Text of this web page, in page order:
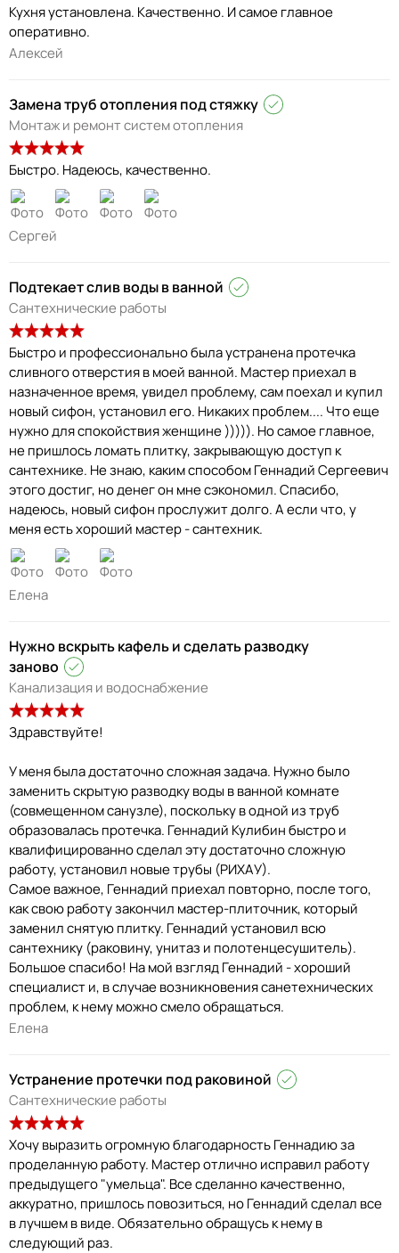
Кухня установлена. Качественно. И самое главное
Алексей
Замена труб отопления под стяжку
Монтаж и ремонт систем отопления
Быстро. Надеюсь, качественно.
Сергей
Подтекает слив воды в ванной
Сантехнические работы
Быстро и профессионально была устранена протечка
сливного отверстия в моей ванной. Мастер приехал в
назначенное время, увидел проблему, сам поехал и купил
новый сифон, установил его. Никаких проблем.... Что еще
нужно для спокойствия женщине ))))). Но самое главное,
не пришлось ломать плитку, закрывающую доступ к
сантехнике. Не знаю, каким способом Геннадий Сергеевич
этого достиг, но денег он мне сэкономил. Спасибо,
надеюсь, новый сифон прослужит долго. А если что, у
меня есть хороший мастер - сантехник.
Елена
Нужно вскрыть кафель и сделать разводку
заново
Канализация и водоснабжение
Здравствуйте!
У меня была достаточно сложная задача. Нужно было
заменить скрытую разводку воды в ванной комнате
(совмещенном санузле), поскольку в одной из труб
образовалась протечка. Геннадий Кулибин быстро и
квалифицированно сделал эту достаточно сложную
работу, установил новые трубы (РИХАУ).
Самое важное, Геннадий приехал повторно, после того,
как свою работу закончил мастер-плиточник, который
заменил снятую плитку. Геннадий установил всю
сантехнику (раковину, унитаз и полотенцесушитель).
Большое спасибо! На мой взгляд Геннадий - хороший
специалист и, в случае возникновения санетехнических
проблем, к нему можно смело обращаться.
Елена
Устранение протечки под раковиной
Сантехнические работы
Хочу выразить огромную благодарность Геннадию за
проделанную работу. Мастер отлично исправил работу
предыдущего "умельца". Все сделанно качественно,
аккуратно, пришлось повозиться, но Геннадий сделал все
в лучшем в виде. Обязательно обращусь к нему в
следующий раз.